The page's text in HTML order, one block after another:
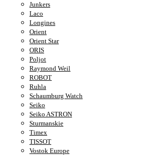
Junkers
Laco
Longines
Orient
Orient Star
ORIS
Poljot
Raymond Weil
ROBOT
Ruhla
Schaumburg Watch
Seiko
Seiko ASTRON
Sturmanskie
Timex
TISSOT
Vostok Europe